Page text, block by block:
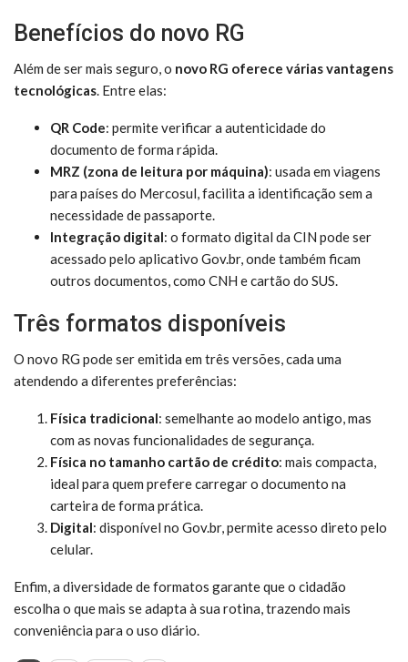
Benefícios do novo RG
Além de ser mais seguro, o novo RG oferece várias vantagens
tecnológicas. Entre elas:
QR Code: permite verificar a autenticidade do
documento de forma rápida.
MRZ (zona de leitura por máquina): usada em viagens
para países do Mercosul, facilita a identificação sem a
necessidade de passaporte.
Integração digital: o formato digital da CIN pode ser
acessado pelo aplicativo Gov.br, onde também ficam
outros documentos, como CNH e cartão do SUS.
Três formatos disponíveis
O novo RG pode ser emitida em três versões, cada uma
atendendo a diferentes preferências:
Física tradicional: semelhante ao modelo antigo, mas
com as novas funcionalidades de segurança.
Física no tamanho cartão de crédito: mais compacta,
ideal para quem prefere carregar o documento na
carteira de forma prática.
Digital: disponível no Gov.br, permite acesso direto pelo
celular.
Enfim, a diversidade de formatos garante que o cidadão
escolha o que mais se adapta à sua rotina, trazendo mais
conveniência para o uso diário.